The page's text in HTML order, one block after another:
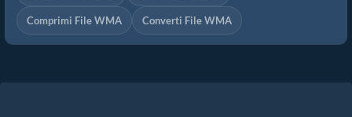
Comprimi File WMA Converti File WMA